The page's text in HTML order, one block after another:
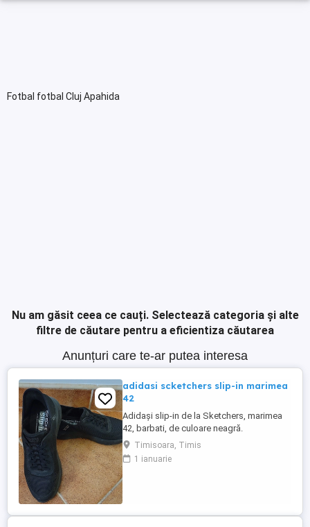
Fotbal fotbal Cluj Apahida
Nu am găsit ceea ce cauți. Selectează categoria și alte
filtre de căutare pentru a eficientiza căutarea
Anunțuri care te-ar putea interesa
adidasi scketchers slip-in marimea
42
Adidași slip-in de la Sketchers, marimea
42, barbati, de culoare neagră.
Comoditatea și designul simplu fac acești
adidași o alegere ideală pentru ținutele
casual. Potriviți pentru o varietate de
Timisoara, Timis
1 ianuarie